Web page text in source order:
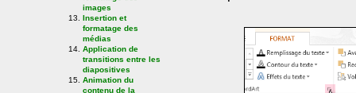
images
Insertion et
formatage des
médias
Application de
transitions entre les
diapositives
Animation du
contenu de la